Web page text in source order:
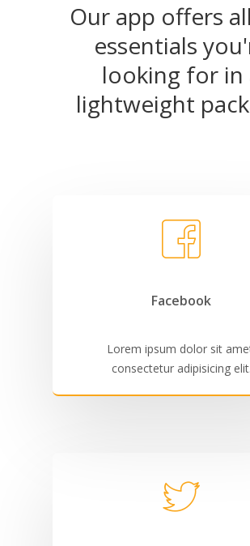
Our app offers
essentials
looking for in
lightweight
Facebook
Lorem ipsum dolor sit
consectetur adipisicing elit.